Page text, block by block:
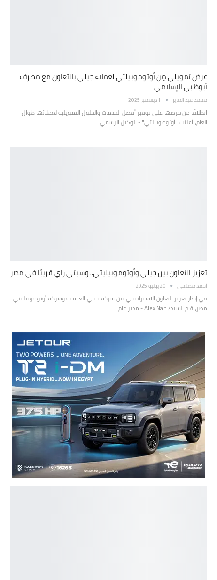
عرض تمويلي مِن أوتوموبيلتي لعملاء جيلي بالتعاون مع مصرف
أبوظبي الإسلامي
محمد عبد العزيز 1 ديسمبر 2025
انطلاقًا من حرصها على توفير أفضل الخدمات والحلول التمويلية لعملائها طوال
العام، أعلنت "أوتوموبيلتي" - الوكيل الرسمي…
تعزيز التعاون بين جيلي وأوتوموبيليتي.. وسيتي راي قريبًا في مصر
أحمد مصلحي 20 يونيو 2025
في إطار تعزيز التعاون الاستراتيجي بين شركة جيلي العالمية وشركة أوتوموبيليتي
مصر، قام السيد/ Alex Nan - مدير عام…